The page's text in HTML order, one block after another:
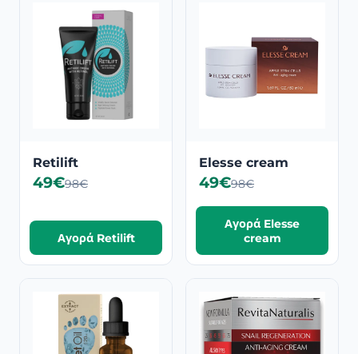
Retilift
49€98€
Αγορά Retilift
Elesse cream
49€98€
Αγορά Elesse
cream